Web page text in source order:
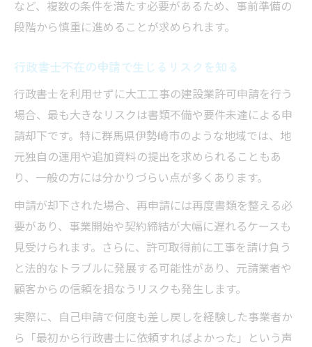
など、複数の条件を満たす必要があるため、事前準備の
段階から慎重に進めることが求められます。
行政書士不在の申請で生じるリスクを知る
行政書士を利用せずに大工工事の建設業許可申請を行う
場合、最も大きなリスクは書類不備や要件未達による申
請却下です。特に群馬県伊勢崎市のような地域では、地
元独自の運用や追加資料の提出を求められることもあ
り、一般の方には分かりづらい点が多くあります。
申請が却下された場合、再申請には再度書類を整える必
要があり、事業開始や契約締結が大幅に遅れるケースも
見受けられます。さらに、許可取得前に工事を請け負う
と法的なトラブルに発展する可能性があり、元請業者や
顧客からの信頼を損なうリスクも発生します。
実際に、自己申請で何度も差し戻しを経験した事業者か
ら「最初から行政書士に依頼すればよかった」という声